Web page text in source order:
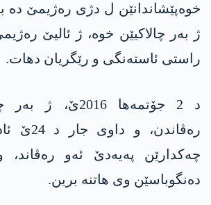
خوەپێشاندانێن ل دژی ره‌ژیمێ دە
ژ بەر چالاکیێن خوە، ژ ئالیێ
راستی ئاستەنگی و رێگریان دهات.
د 2 جۆتمەها
چەکدارێن په‌یه‌دێ ئەو رەڤاند،
ده‌نگوباسێن وی هاتنە برین.